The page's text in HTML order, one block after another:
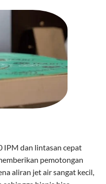
IPM dan lintasan cepat
pemotongan
aliran jet air sangat kecil,